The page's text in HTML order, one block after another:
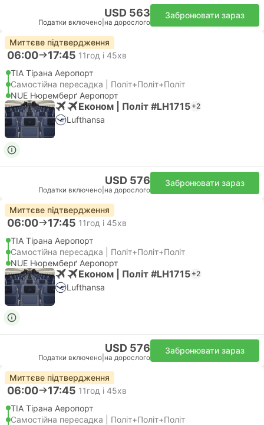
USD 563
Податки включено на дорослого
Забронювати зараз
Миттєве підтвердження
06:00 17:45 11год і 45хв
TIA Тірана Аеропорт
Самостійна пересадка | Політ+Політ+Політ
NUE Нюремберґ Аеропорт
Економ | Політ #LH1715 +2
Lufthansa
USD 576
Податки включено на дорослого
Забронювати зараз
Миттєве підтвердження
06:00 17:45 11год і 45хв
TIA Тірана Аеропорт
Самостійна пересадка | Політ+Політ+Політ
NUE Нюремберґ Аеропорт
Економ | Політ #LH1715 +2
Lufthansa
USD 576
Податки включено на дорослого
Забронювати зараз
Миттєве підтвердження
06:00 17:45 11год і 45хв
TIA Тірана Аеропорт
Самостійна пересадка | Політ+Політ+Політ